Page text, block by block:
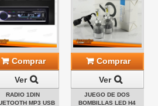
Comprar
Ver
RADIO 1DIN
MP3 USB
Comprar
Ver
JUEGO DE DOS
BOMBILLAS LED H4